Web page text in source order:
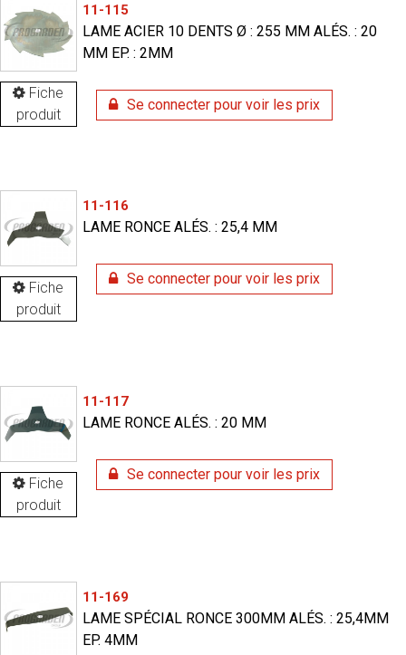
Fiche
produit
11-115
LAME ACIER 10 DENTS Ø : 255 MM ALÉS. : 20
MM EP. : 2MM
Se connecter pour voir les prix
Fiche
produit
11-116
LAME RONCE ALÉS. : 25,4 MM
Se connecter pour voir les prix
Fiche
produit
11-117
LAME RONCE ALÉS. : 20 MM
Se connecter pour voir les prix
11-169
LAME SPÉCIAL RONCE 300MM ALÉS. : 25,4MM
EP. 4MM